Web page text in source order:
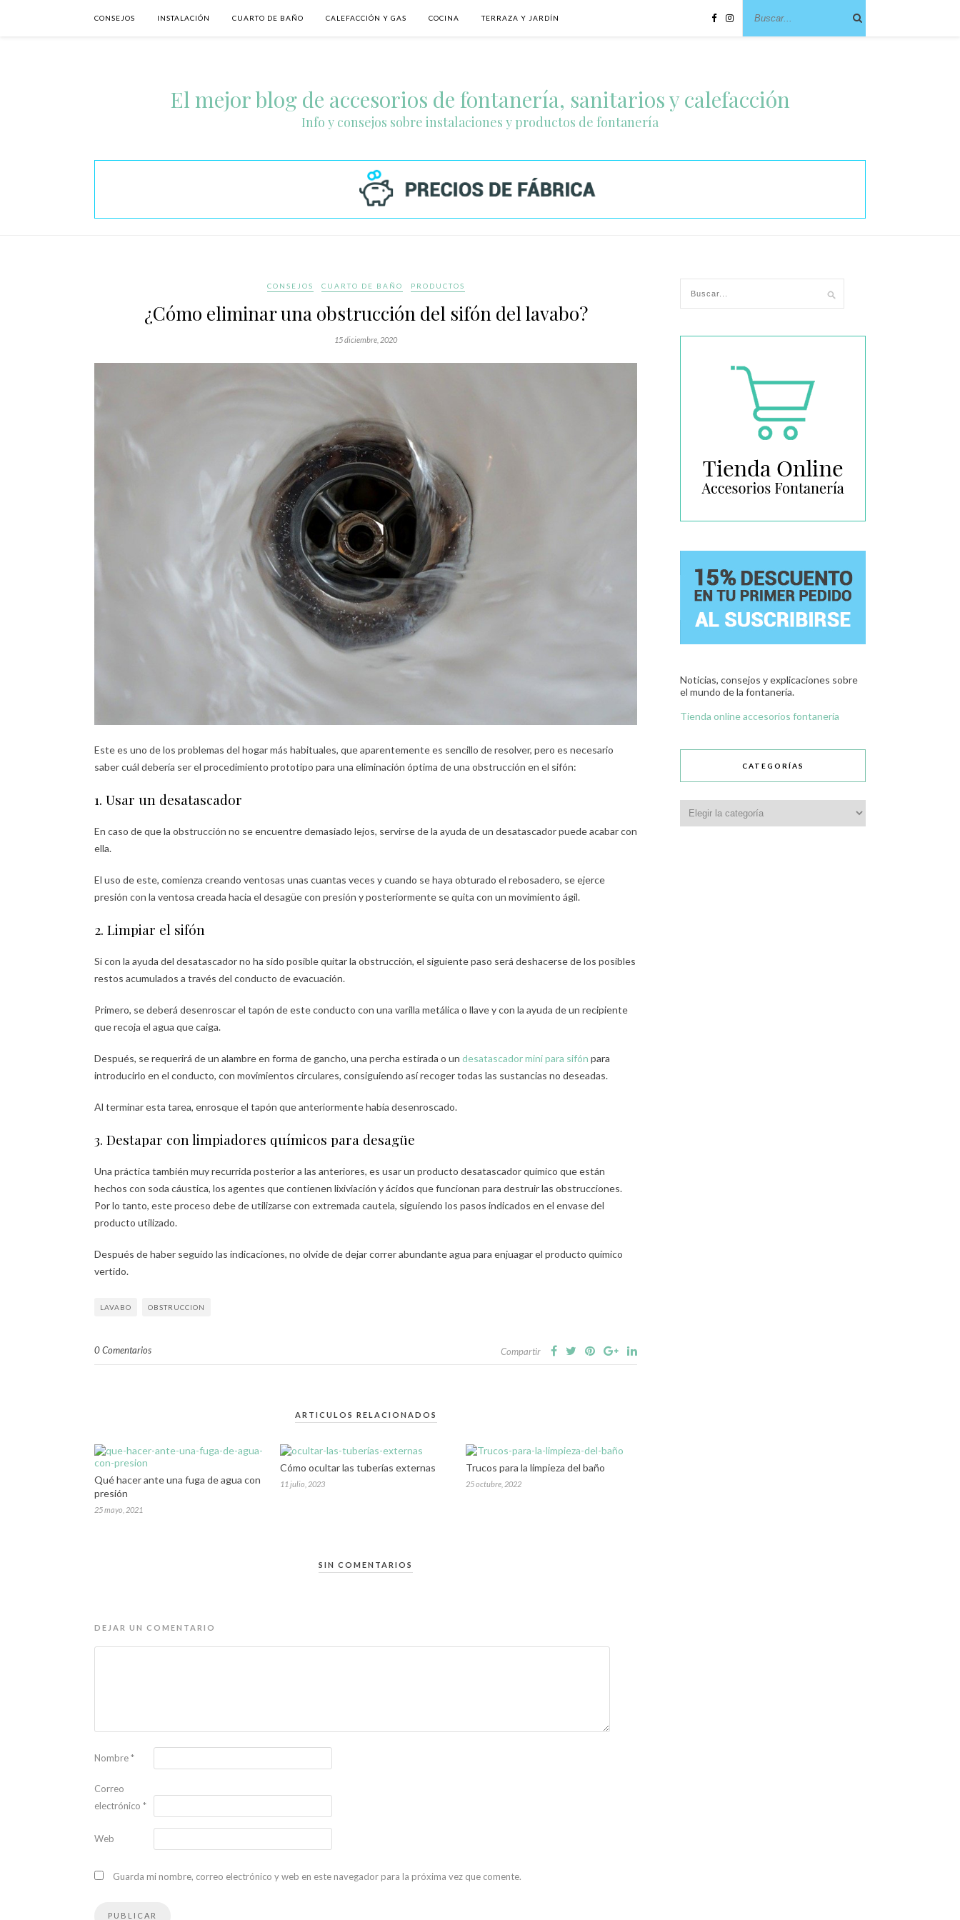
CONSEJOS INSTALACIÓN CUARTO DE BAÑO CALEFACCIÓN Y GAS COCINA TERRAZA Y JARDÍN
El mejor blog de accesorios de fontanería, sanitarios y calefacción
Info y consejos sobre instalaciones y productos de fontanería
CONSEJOS CUARTO DE BAÑO PRODUCTOS
¿Cómo eliminar una obstrucción del sifón del lavabo?
15 diciembre, 2020
Este es uno de los problemas del hogar más habituales, que aparentemente es sencillo de resolver, pero es necesario
saber cuál debería ser el procedimiento prototipo para una eliminación óptima de una obstrucción en el sifón:
1. Usar un desatascador
En caso de que la obstrucción no se encuentre demasiado lejos, servirse de la ayuda de un desatascador puede acabar con
ella.
El uso de este, comienza creando ventosas unas cuantas veces y cuando se haya obturado el rebosadero, se ejerce
presión con la ventosa creada hacia el desagüe con presión y posteriormente se quita con un movimiento ágil.
2. Limpiar el sifón
Si con la ayuda del desatascador no ha sido posible quitar la obstrucción, el siguiente paso será deshacerse de los posibles
restos acumulados a través del conducto de evacuación.
Primero, se deberá desenroscar el tapón de este conducto con una varilla metálica o llave y con la ayuda de un recipiente
que recoja el agua que caiga.
Después, se requerirá de un alambre en forma de gancho, una percha estirada o un desatascador mini para sifón para
introducirlo en el conducto, con movimientos circulares, consiguiendo así recoger todas las sustancias no deseadas.
Al terminar esta tarea, enrosque el tapón que anteriormente había desenroscado.
3. Destapar con limpiadores químicos para desagüe
Una práctica también muy recurrida posterior a las anteriores, es usar un producto desatascador químico que están
hechos con soda cáustica, los agentes que contienen lixiviación y ácidos que funcionan para destruir las obstrucciones.
Por lo tanto, este proceso debe de utilizarse con extremada cautela, siguiendo los pasos indicados en el envase del
producto utilizado.
Después de haber seguido las indicaciones, no olvide de dejar correr abundante agua para enjuagar el producto químico
vertido.
LAVABO OBSTRUCCION
0 Comentarios Compartir
ARTICULOS RELACIONADOS
Qué hacer ante una fuga de agua con
presión
25 mayo, 2021
Cómo ocultar las tuberías externas
11 julio, 2023
Trucos para la limpieza del baño
25 octubre, 2022
SIN COMENTARIOS
DEJAR UN COMENTARIO
Nombre*
Correo
electrónico *
Web
Guarda mi nombre, correo electrónico y web en este navegador para la próxima vez que comente.
Noticias, consejos y explicaciones sobre
el mundo de la fontanería.
Tienda online accesorios fontanería
CATEGORÍAS